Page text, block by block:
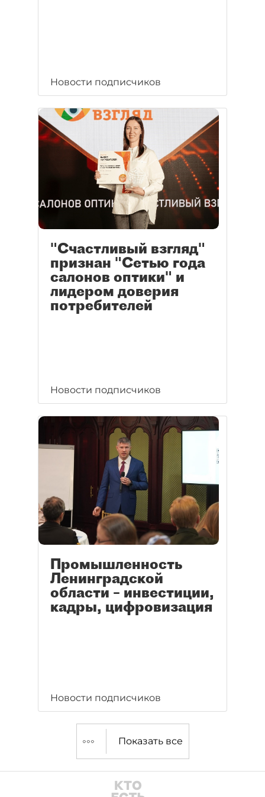
Новости подписчиков
"Счастливый взгляд"
признан "Сетью года
салонов оптики" и
лидером доверия
потребителей
Новости подписчиков
Промышленность
Ленинградской
области – инвестиции,
кадры, цифровизация
Новости подписчиков
Показать все